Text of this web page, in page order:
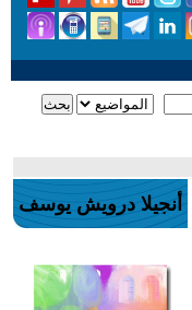
أنجيلا درويش يوسف